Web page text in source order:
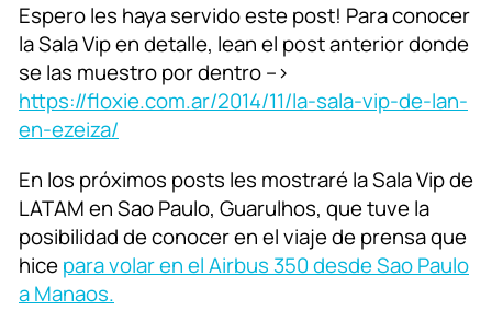
Espero les haya servido este post! Para conocer
la Sala Vip en detalle, lean el post anterior donde
se las muestro por dentro –>
https://floxie.com.ar/2014/11/la-sala-vip-de-lan-
en-ezeiza/
En los próximos posts les mostraré la Sala Vip de
LATAM en Sao Paulo, Guarulhos, que tuve la
posibilidad de conocer en el viaje de prensa que
hicepara volar en el Airbus 350 desde Sao Paulo
a Manaos.